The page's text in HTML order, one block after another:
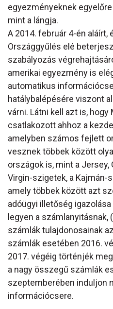
egyezményeknek
mint a lángja.
A 2014. február 4-én aláírt,
Országgyűlés elé
szabályozás
amerikai egyezmény is
automatikus
hatálybalépésére viszont
várni. Látni kell azt is, hogy
csatlakozott ahhoz a
amelyben számos fejlett
vesznek többek között
országok is, mint a Jersey,
Virgin-szigetek, a Kajmán-
amely többek között azt
adóügyi illetőség
legyen a
számlák tulajdonosainak
számlák esetében 2016.
2017. végéig történjék
a nagy összegű számlák
szeptemberében induljon
információcsere.